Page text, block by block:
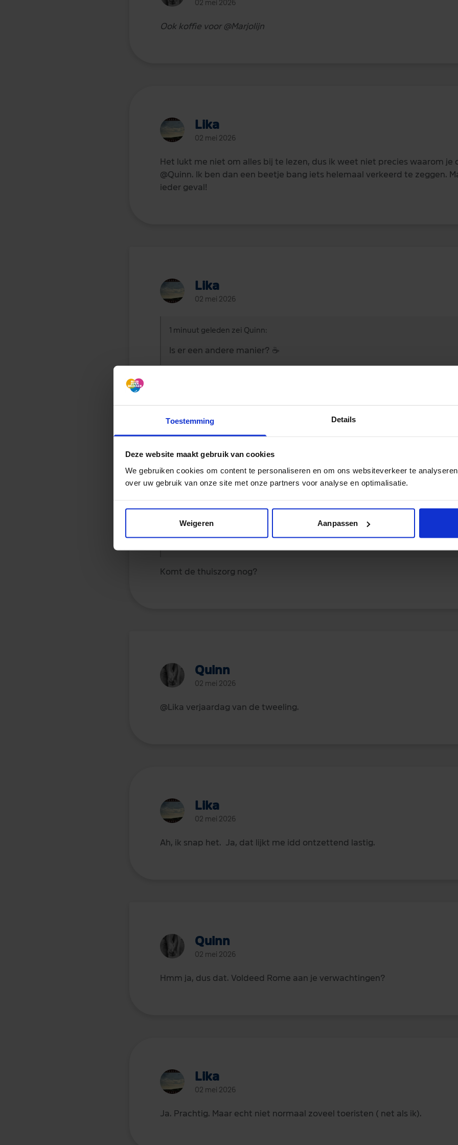
Toestemming Details
Deze website maakt gebruik van cookies
We gebruiken cookies om content te personaliseren en om ons websiteverkeer te
over uw gebruik van onze site met onze partners voor analyse en optimalisatie.
Weigeren Aanpassen
02 mei 2026
Ook koffie voor @Marjolijn
Lika
02 mei 2026
Het lukt me niet om alles bij te lezen, dus ik weet niet precies waarom je
@Quinn. Ik ben dan een beetje bang iets helemaal verkeerd te zeggen.
ieder geval!
Lika
02 mei 2026
1 minuut geleden zei Quinn:
Is er een andere manier? ☕
2 minuten geleden zei Marjolijn:
Komt de thuiszorg nog?
Quinn
02 mei 2026
@Lika verjaardag van de tweeling.
Lika
02 mei 2026
Ah, ik snap het. Ja, dat lijkt me idd ontzettend lastig.
Quinn
02 mei 2026
Hmm ja, dus dat. Voldeed Rome aan je verwachtingen?
Lika
02 mei 2026
Ja. Prachtig. Maar echt niet normaal zoveel toeristen ( net als ik).